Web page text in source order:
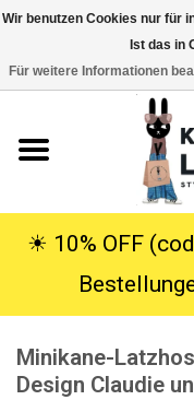
Kuscheltiere
SALE
☀︎ 10% OFF
Minikane-
Design Claudie
Wir benutzen Cookies nur für
Ist das in
Für weitere Informationen